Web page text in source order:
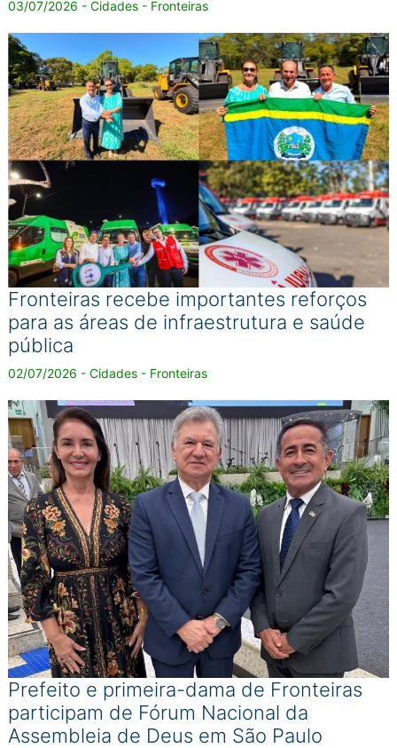
03/07/2026 - Cidades - Fronteiras
Fronteiras recebe importantes reforços
para as áreas de infraestrutura e saúde
pública
02/07/2026 - Cidades - Fronteiras
Prefeito e primeira-dama de Fronteiras
participam de Fórum Nacional da
Assembleia de Deus em São Paulo